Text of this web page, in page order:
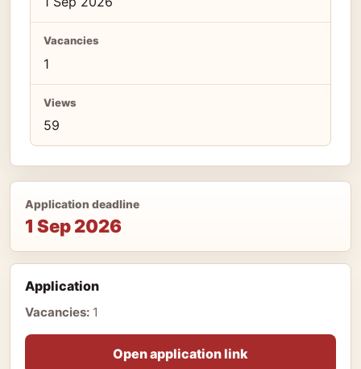
Vacancies
1
Views
59
Application deadline
1 Sep 2026
Application
Vacancies: 1
Open application link